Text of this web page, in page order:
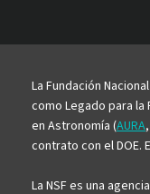
La Fundación
como Legado para
en Astronomía (AURA
contrato con el DOE.
La NSF es una